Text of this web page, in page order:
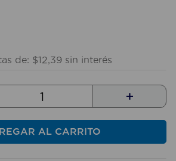
de: $12,39 sin interés
＋
AL CARRITO